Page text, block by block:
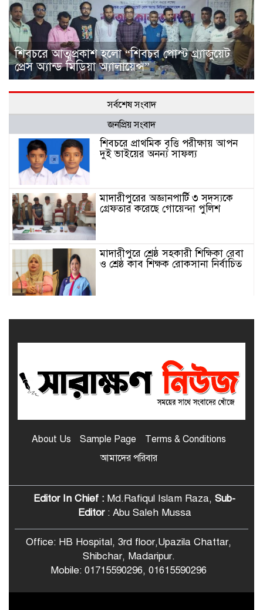
শিবচরে আত্মপ্রকাশ হলো “শিবচর পোস্ট গ্র্যাজুয়েট
প্রেস অ্যান্ড মিডিয়া অ্যালায়েন্স”
সর্বশেষ সংবাদ
জনপ্রিয় সংবাদ
শিবচরে প্রাথমিক বৃত্তি পরীক্ষায় আপন
দুই ভাইয়ের অনন্য সাফল্য
মাদারীপুরের অজ্ঞানপার্টি ৩ সদস্যকে
গ্রেফতার করেছে গোয়েন্দা পুলিশ
মাদারীপুরে শ্রেষ্ঠ সহকারী শিক্ষিকা রেবা
ও শ্রেষ্ঠ কাব শিক্ষক রোকসানা নির্বাচিত
শিবচরের সেলিনা
মাদারীপুর জেলার শ্রেষ্ঠ প্রধান শিক্ষক
নির্বাচিত হলেন শিবচরের ইদ্রিশ আলী
শিবচরে আত্মপ্রকাশ হলো “শিবচর পোস্ট
অ্যালায়েন্স”
অভিযোগ, পুড়ে ছাই ঘরবাড়ি ও
মালামাল
শিবচরে শিক্ষার্থীদের জন্য বিনামূল্যে বাস
ভাড়ার ব্যবস্থা করে দিলেন ছাত্রদল নেতা
আটকে অতিরিক্ত টাকা আদায়ের
About Us Sample Page
Terms & Conditions
আমাদের পরিবার
Editor In Chief : Md.Rafiqul Islam Raza, Sub-
Editor: Abu Saleh Mussa
Office: HB Hospital, 3rd floor,Upazila Chattar,
Shibchar, Madaripur.
Mobile: 01715590296, 01615590296